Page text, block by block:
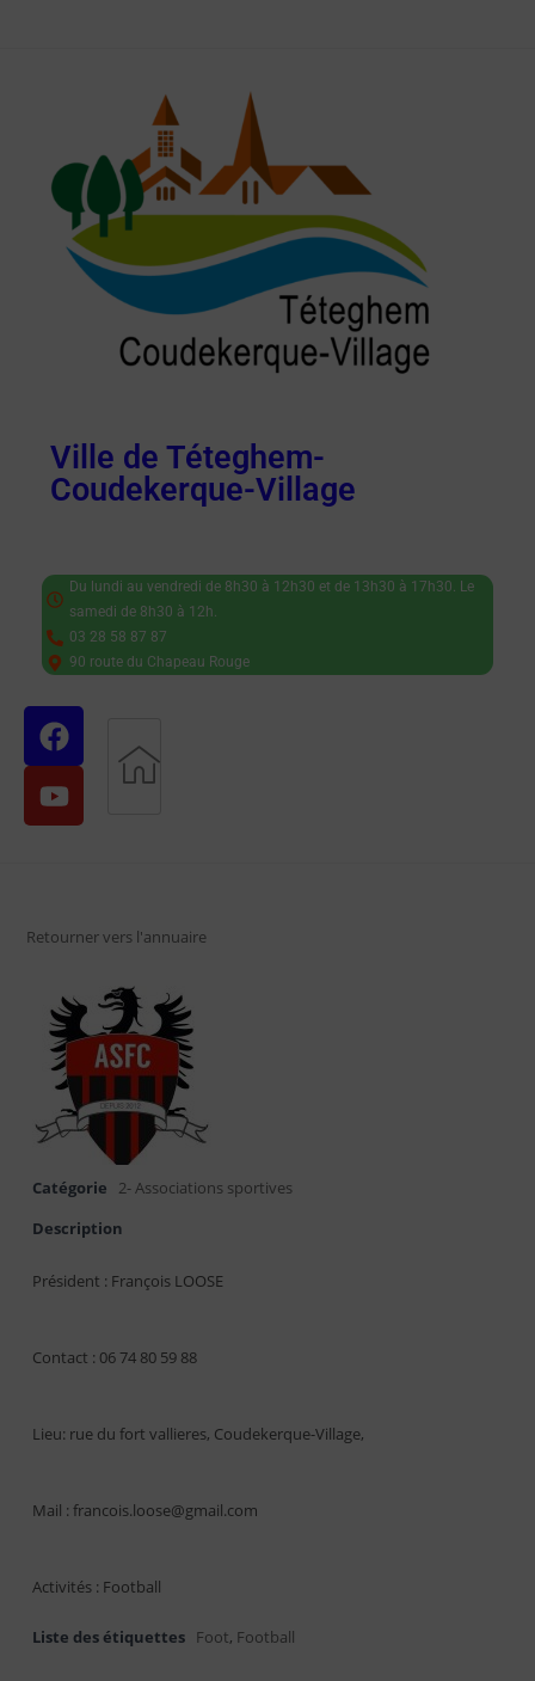
Ville de Téteghem-
Coudekerque-Village
Du lundi au vendredi de 8h30 à 12h30 et de 13h30 à 17h30. Le
samedi de 8h30 à 12h.
03 28 58 87 87
90 route du Chapeau Rouge
Retourner vers l'annuaire
Catégorie
2- Associations sportives
Description
Président : François LOOSE
Contact : 06 74 80 59 88
Lieu: rue du fort vallieres, Coudekerque-Village,
Mail : francois.loose@gmail.com
Activités : Football
Liste des étiquettes Foot, Football